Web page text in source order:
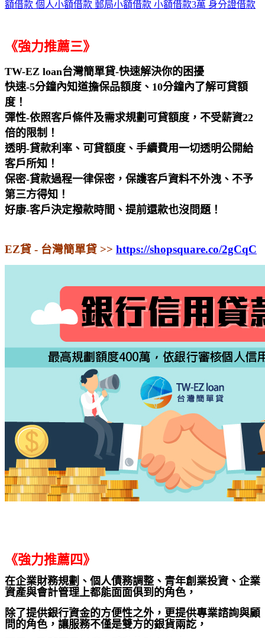
《強力推薦三》
TW-EZ loan台灣簡單貸-快速解決你的困擾
快速-5分鐘內知道擔保品額度、10分鐘內了解可貸額
度！
彈性-依照客戶條件及需求規劃可貸額度，不受薪資22
倍的限制！
透明-貸款利率、可貸額度、手續費用一切透明公開給
客戶所知！
保密-貸款過程一律保密，保護客戶資料不外洩、不予
第三方得知！
好康-客戶決定撥款時間、提前還款也沒問題！
EZ貸 - 台灣簡單貸 >> https://shopsquare.co/2gCqC
《強力推薦四》
在企業財務規劃、個人債務調整、青年創業投資、企業
資產與會計管理上都能面面俱到的角色，
除了提供銀行資金的方便性之外，更提供專業諮詢與顧
問的角色，讓服務不僅是雙方的銀貨兩訖，